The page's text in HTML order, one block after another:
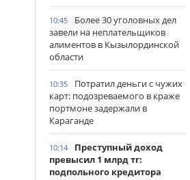
10:45
Более 30 уголовных дел
завели на неплательщиков
алиментов в Кызылординской
области
10:35
Потратил деньги с чужих
карт: подозреваемого в краже
портмоне задержали в
Караганде
10:14
Преступный доход
превысил 1 млрд тг:
подпольного кредитора